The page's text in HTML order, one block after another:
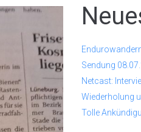
Sendung
Netcast:
Wiederholung
Tolle